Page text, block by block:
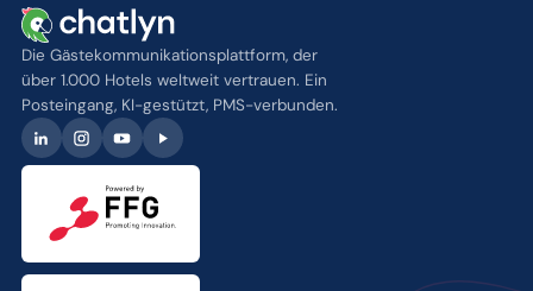
Die Gästekommunikationsplattform, der
über 1.000 Hotels weltweit vertrauen. Ein
Posteingang, KI-gestützt, PMS-verbunden.